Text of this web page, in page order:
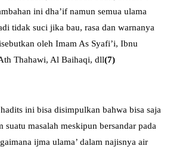
ini dha’if namun semua ulama
tidak suci jika bau, rasa dan warnanya
oleh Imam As Syafi’i, Ibnu
Thahawi, Al Baihaqi, dll(7)
ini bisa disimpulkan bahwa bisa saja
suatu masalah meskipun bersandar pada
ijma ulama’ dalam najisnya air